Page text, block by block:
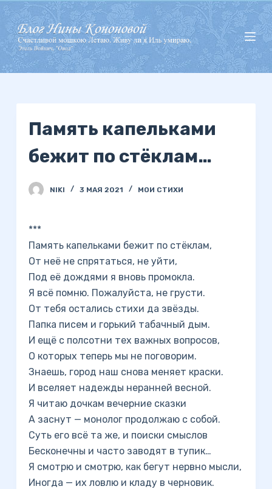
П
е
р
е
й
Память капельками
бежит по стёклам…
NIKI 3 МАЯ 2021 МОИ СТИХИ
***
Память капельками бежит по стёклам,
От неё не спрятаться, не уйти,
Под её дождями я вновь промокла.
Я всё помню. Пожалуйста, не грусти.
От тебя остались стихи да звёзды.
Папка писем и горький табачный дым.
И ещё с полсотни тех важных вопросов,
О которых теперь мы не поговорим.
Знаешь, город наш снова меняет краски.
И вселяет надежды неранней весной.
Я читаю дочкам вечерние сказки
А заснут — монолог продолжаю с собой.
Суть его всё та же, и поиски смыслов
Бесконечны и часто заводят в тупик…
Я смотрю и смотрю, как бегут нервно мысли,
Иногда — их ловлю и кладу в черновик.